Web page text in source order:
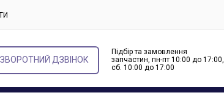
ЗВОРОТНИЙ ДЗВІНОК
Підбір та замовлення
запчастин, пн-пт 10:00 до 17:00,
cб. 10:00 до 17:00